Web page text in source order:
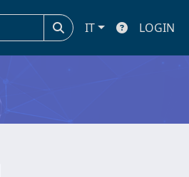
IT LOGIN